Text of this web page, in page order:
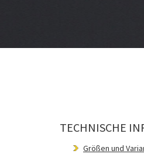
TECHNISCHE
Größen und